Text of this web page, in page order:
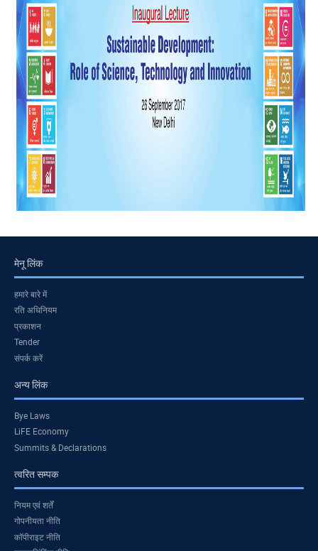
मेनू लिंक
हमारे बारे में
रति अधिनियम
प्रकाशन
Tender
संपर्क करें
अन्य लिंक
Bye Laws
LiFE Economy
Summits & Declarations
त्वरित सम्पक
नियम एवं शर्तें
गोपनीयता नीति
कॉपीराइट नीति